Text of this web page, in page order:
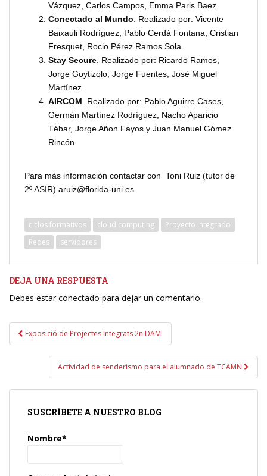
Vázquez, Carlos Campos, Emma Paris Baez
Conectado al Mundo . Realizado por: Vicente
Baixauli Rodríguez, Pablo Cerdá Fontana, Cristian
Fresquet, Rocio Pérez Ramos Sola.
Stay Secure . Realizado por: Ricardo Ramos,
Jorge Goytizolo, Jorge Fuentes, José Miguel
Martínez
AIRCOM . Realizado por: Pablo Aguirre Cases,
Germán Martínez Rodríguez, Nacho Aparicio
Tébar, Jorge Añon Fayos y Juan Manuel Gómez
Rincón.
Para más información contactar con Toni Ruiz (tutor de
2º ASIR) aruiz@florida-uni.es
ciclos formativos cloud computing
Proyecto integrado
Redes
servidores
DEJA UNA RESPUESTA
Debes estar conectado para dejar un comentario.
Navegación
de
entradas
Exposició de Projectes Integrats 2n DAM.
Actividad de senderismo para el alumnado de TCAMN
SUSCRÍBETE A NUESTRO BLOG
Nombre*